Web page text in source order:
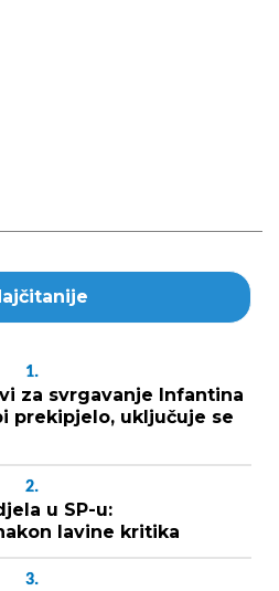
1.
za svrgavanje Infantina
prekipjelo, uključuje se
2.
u SP-u:
lavine kritika
3.